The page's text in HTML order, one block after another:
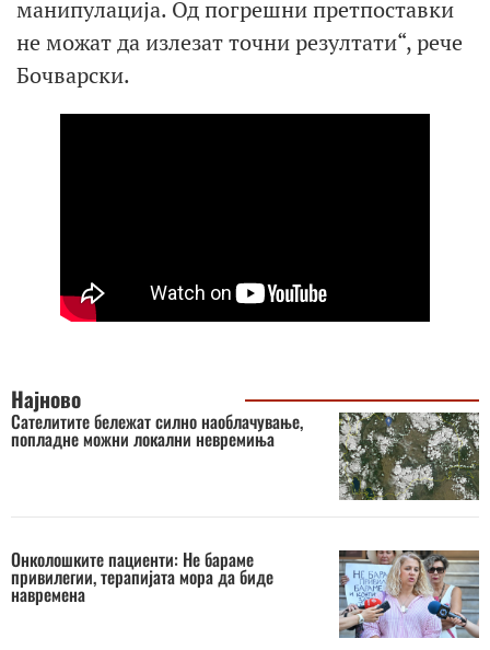
манипулација. Од погрешни претпоставки
не можат да излезат точни резултати“, рече
Бочварски.
Најново
Сателитите бележат силно наоблачување,
попладне можни локални невремиња
Онколошките пациенти: Не бараме
привилегии, терапијата мора да биде
навремена